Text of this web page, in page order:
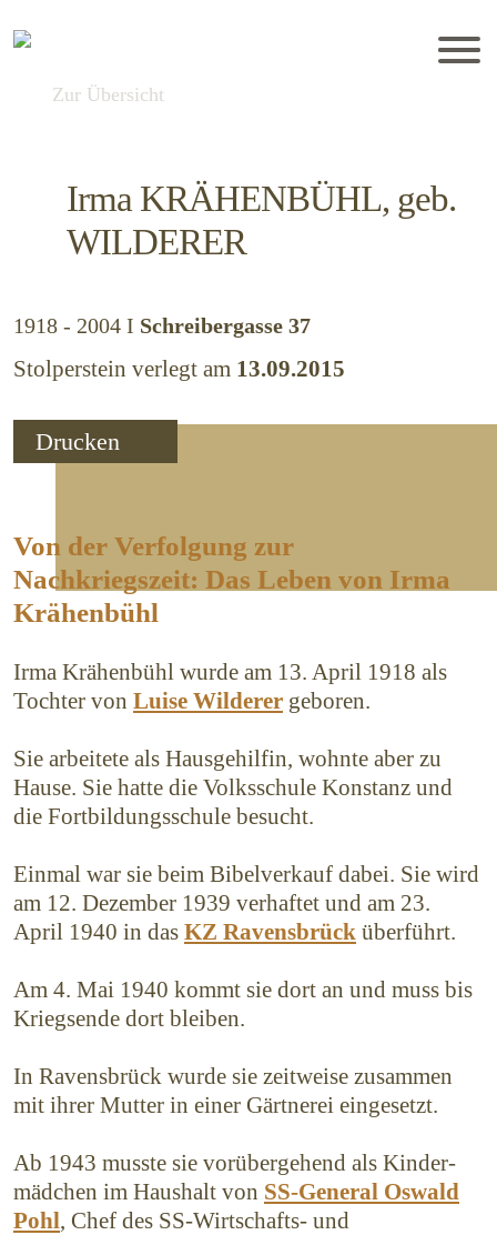
Zur Übersicht
Irma KRÄHENBÜHL, geb.
WILDERER
1918 - 2004 I Schreibergasse 37
Stolperstein verlegt am 13.09.2015
Drucken
Von der Verfolgung zur
Nachkriegszeit: Das Leben von Irma
Krähenbühl
Irma Krähenbühl wurde am 13. April 1918 als
Tochter von Luise Wilderer geboren.
Sie arbeitete als Hausgehilfin, wohnte aber zu
Hause. Sie hatte die Volksschule Konstanz und
die Fortbildungsschule besucht.
Einmal war sie beim Bibelverkauf dabei. Sie wird
am 12. Dezember 1939 verhaftet und am 23.
April 1940 in das KZ Ravensbrück überführt.
Am 4. Mai 1940 kommt sie dort an und muss bis
Kriegsende dort bleiben.
In Ravensbrück wurde sie zeitweise zusammen
mit ihrer Mutter in einer Gärtnerei eingesetzt.
Ab 1943 musste sie vorübergehend als Kinder­
mädchen im Haushalt von SS-General Oswald
Pohl, Chef des SS-Wirtschafts- und